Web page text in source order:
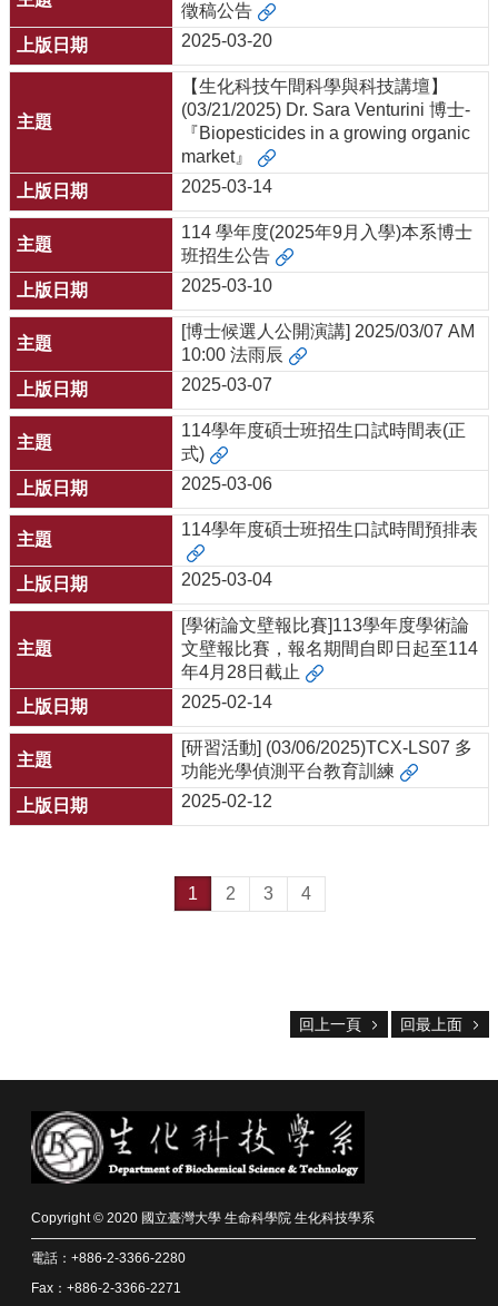
徵稿公告
2025-03-20
【生化科技午間科學與科技講壇】
(03/21/2025) Dr. Sara Venturini 博士-
『Biopesticides in a growing organic
market』
2025-03-14
114 學年度(2025年9月入學)本系博士
班招生公告
2025-03-10
[博士候選人公開演講] 2025/03/07 AM
10:00 法雨辰
2025-03-07
114學年度碩士班招生口試時間表(正
式)
2025-03-06
114學年度碩士班招生口試時間預排表
2025-03-04
[學術論文壁報比賽]113學年度學術論
文壁報比賽，報名期間自即日起至114
年4月28日截止
2025-02-14
[研習活動] (03/06/2025)TCX-LS07 多
功能光學偵測平台教育訓練
2025-02-12
1 2 3 4
回上一頁 回最上面
Copyright © 2020 國立臺灣大學 生命科學院 生化科技學系
電話：+886-2-3366-2280
Fax：+886-2-3366-2271